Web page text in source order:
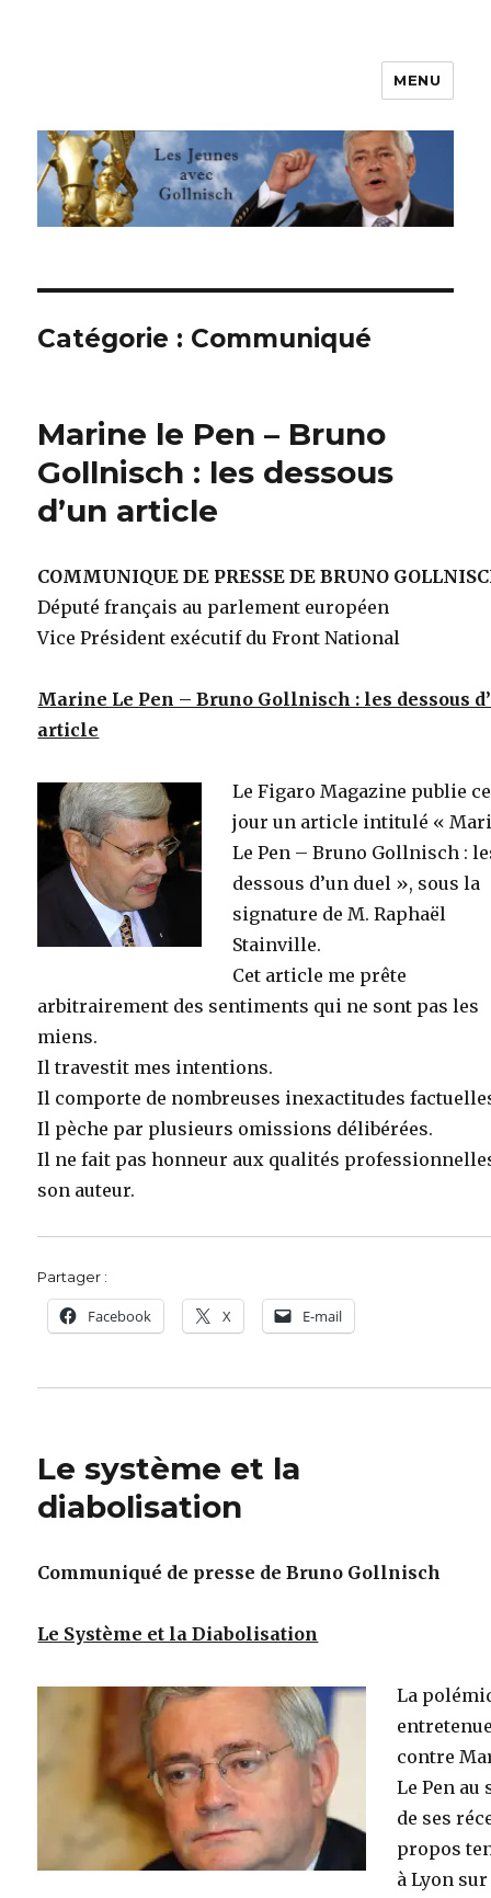
Les jeunes avec Gollnisch
MENU
Catégorie : Communiqué
Marine le Pen – Bruno
Gollnisch : les dessous
d’un article
COMMUNIQUE DE PRESSE DE BRUNO
Député français au parlement européen
Vice Président exécutif du Front National
Marine Le Pen – Bruno Gollnisch : les dessous
article
Le Figaro Magazine publie ce
jour un article intitulé «
Le Pen – Bruno Gollnisch :
dessous d’un duel », sous la
signature de M. Raphaël
Stainville.
Cet article me prête
arbitrairement des sentiments qui ne sont pas les
miens.
Il travestit mes intentions.
Il comporte de nombreuses inexactitudes
Il pèche par plusieurs omissions délibérées.
Il ne fait pas honneur aux qualités
son auteur.
Partager :
Facebook X E-mail
Le système et la
diabolisation
Communiqué de presse de Bruno Gollnisch
Le Système et la Diabolisation
La
contre
Le Pen au
de ses
propos
à Lyon sur